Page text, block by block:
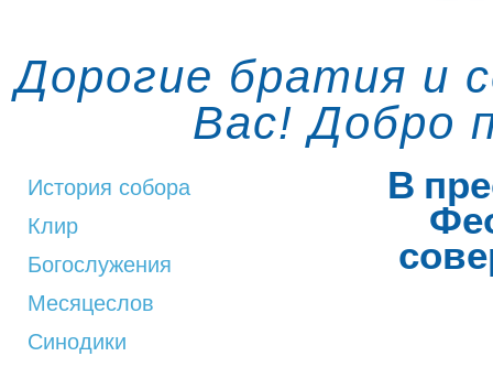
Дорогие братия и
Вас! Добро
История собора
Клир
Богослужения
Месяцеслов
Синодики
В